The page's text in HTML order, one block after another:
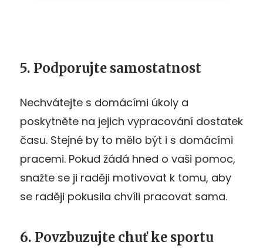
5. Podporujte samostatnost
Nechvátejte s domácími úkoly a
poskytněte na jejich vypracování dostatek
času. Stejné by to mělo být i s domácími
pracemi. Pokud žádá hned o vaši pomoc,
snažte se ji raději motivovat k tomu, aby
se raději pokusila chvíli pracovat sama.
6. Povzbuzujte chuť ke sportu